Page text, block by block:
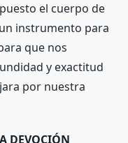
el cuerpo de
instrumento para
que nos
y exactitud
por nuestra
DEVOCIÓN